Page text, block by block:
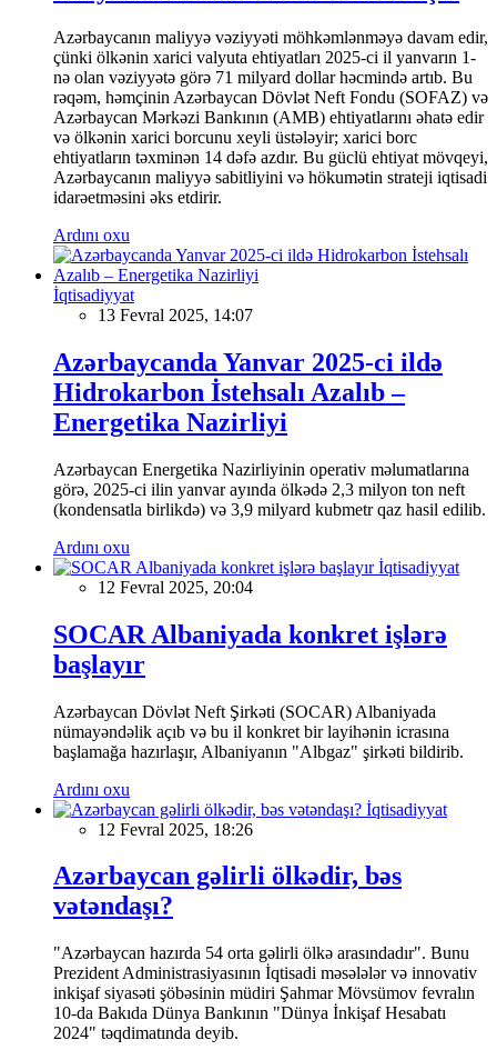
Azərbaycanın maliyyə vəziyyəti möhkəmlənməyə davam edir,
çünki ölkənin xarici valyuta ehtiyatları 2025-ci il yanvarın 1-
nə olan vəziyyətə görə 71 milyard dollar həcmində artıb. Bu
rəqəm, həmçinin Azərbaycan Dövlət Neft Fondu (SOFAZ) və
Azərbaycan Mərkəzi Bankının (AMB) ehtiyatlarını əhatə edir
və ölkənin xarici borcunu xeyli üstələyir; xarici borc
ehtiyatların təxminən 14 dəfə azdır. Bu güclü ehtiyat mövqeyi,
Azərbaycanın maliyyə sabitliyini və hökumətin strateji iqtisadi
idarəetməsini əks etdirir.
Ardını oxu
İqtisadiyyat
13 Fevral 2025, 14:07
Azərbaycanda Yanvar 2025-ci ildə
Hidrokarbon İstehsalı Azalıb –
Energetika Nazirliyi
Azərbaycan Energetika Nazirliyinin operativ məlumatlarına
görə, 2025-ci ilin yanvar ayında ölkədə 2,3 milyon ton neft
(kondensatla birlikdə) və 3,9 milyard kubmetr qaz hasil edilib.
Ardını oxu
İqtisadiyyat
12 Fevral 2025, 20:04
SOCAR Albaniyada konkret işlərə
başlayır
Azərbaycan Dövlət Neft Şirkəti (SOCAR) Albaniyada
nümayəndəlik açıb və bu il konkret bir layihənin icrasına
başlamağa hazırlaşır, Albaniyanın "Albgaz" şirkəti bildirib.
Ardını oxu
İqtisadiyyat
12 Fevral 2025, 18:26
Azərbaycan gəlirli ölkədir, bəs
vətəndaşı?
"Azərbaycan hazırda 54 orta gəlirli ölkə arasındadır". Bunu
Prezident Administrasiyasının İqtisadi məsələlər və innovativ
inkişaf siyasəti şöbəsinin müdiri Şahmar Mövsümov fevralın
10-da Bakıda Dünya Bankının "Dünya İnkişaf Hesabatı
2024" təqdimatında deyib.